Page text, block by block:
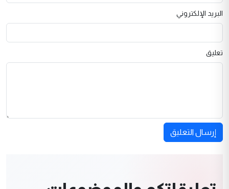
البريد الإلكتروني
تعليق
إرسال التعليق